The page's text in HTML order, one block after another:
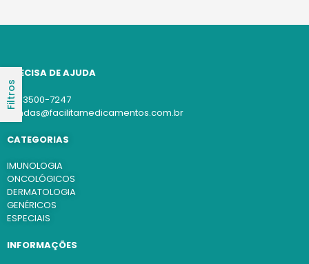
Filtros
PRECISA DE AJUDA
(11) 3500-7247
vendas@facilitamedicamentos.com.br
CATEGORIAS
IMUNOLOGIA
ONCOLÓGICOS
DERMATOLOGIA
GENÉRICOS
ESPECIAIS
INFORMAÇÕES